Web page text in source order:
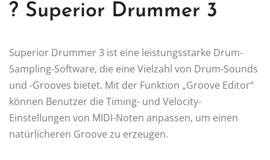
? Superior Drummer 3
Superior Drummer 3 ist eine leistungsstarke Drum-
Sampling-Software, die eine Vielzahl von Drum-Sounds
und -Grooves bietet. Mit der Funktion „Groove Editor“
können Benutzer die Timing- und Velocity-
Einstellungen von MIDI-Noten anpassen, um einen
natürlicheren Groove zu erzeugen.